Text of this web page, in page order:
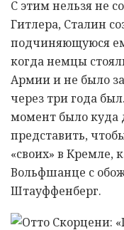
С этим нельзя не
Гитлера, Сталин
подчиняющуюся
когда немцы
Армии и не было
через три года
момент было куда
представить,
«своих» в Кремле,
Вольфшанце с
Штауффенберг.